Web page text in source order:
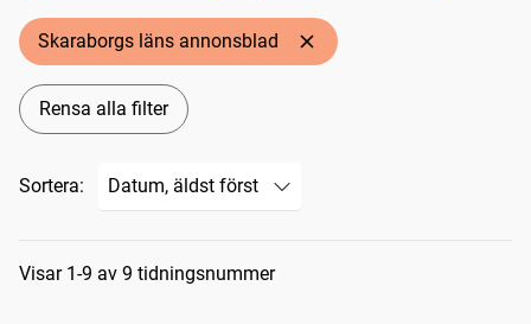
Skaraborgs läns annonsblad
Rensa alla filter
Sortera:
Sökresultat
Visar 1-9 av 9 tidningsnummer